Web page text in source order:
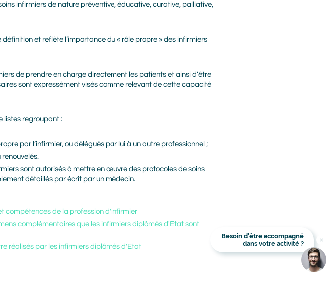
infirmiers de nature préventive, éducative, curative, palliative,
et reflète l’importance du « rôle propre » des infirmiers
de prendre en charge directement les patients et ainsi d’être
sont expressément visés comme relevant de cette capacité
listes regroupant :
par l’infirmier, ou délégués par lui à un autre professionnel ;
sont autorisés à mettre en œuvre des protocoles de soins
détaillés par écrit par un médecin.
compétences de la profession d'infirmier
complémentaires que les infirmiers diplômés d'Etat sont
réalisés par les infirmiers diplômés d'Etat
Image
Image
Titre
Besoin d’être accompagné
dans votre activité ?
lu
et